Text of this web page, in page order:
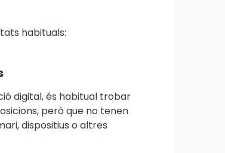
habituals:
digital, és habitual trobar
però que no tenen
dispositius o altres